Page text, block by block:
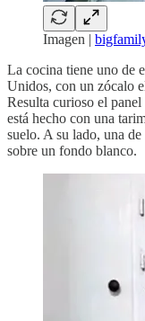
Imagen |
La cocina tiene uno de
Unidos, con un zócalo
Resulta curioso el
está hecho con una
suelo. A su lado, una
sobre un fondo blanco.